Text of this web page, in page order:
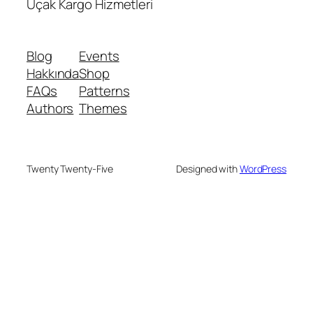
Uçak Kargo Hizmetleri
Blog
Hakkında
FAQs
Authors
Events
Shop
Patterns
Themes
Twenty Twenty-Five Designed withWordPress